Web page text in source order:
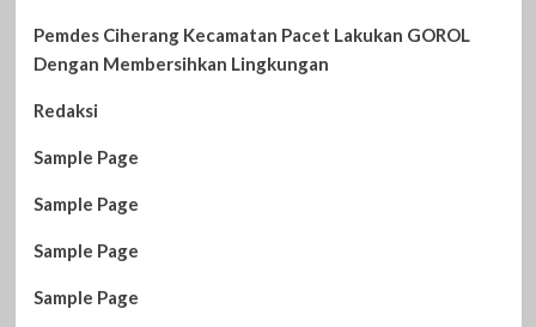
Pemdes Ciherang Kecamatan Pacet Lakukan GOROL
Dengan Membersihkan Lingkungan
Redaksi
Sample Page
Sample Page
Sample Page
Sample Page